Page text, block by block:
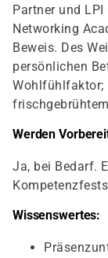
Partner und LPI
Networking
Beweis. Des
persönlichen
Wohlfühlfaktor;
Werden
Ja, bei Bedarf.
Wissenswertes: